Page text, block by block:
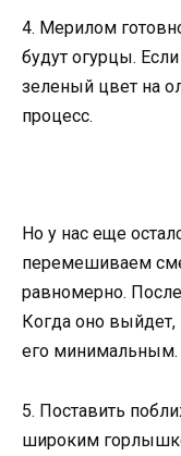
4. Мерилом
будут огурцы.
зеленый цвет на
процесс.
Но у нас еще
перемешиваем
равномерно.
Когда оно
его минимальным.
5. Поставить
широким